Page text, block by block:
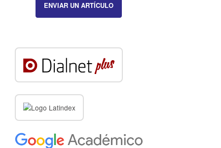
ENVIAR UN ARTÍCULO